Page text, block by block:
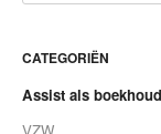
CATEGORIËN
Assist als